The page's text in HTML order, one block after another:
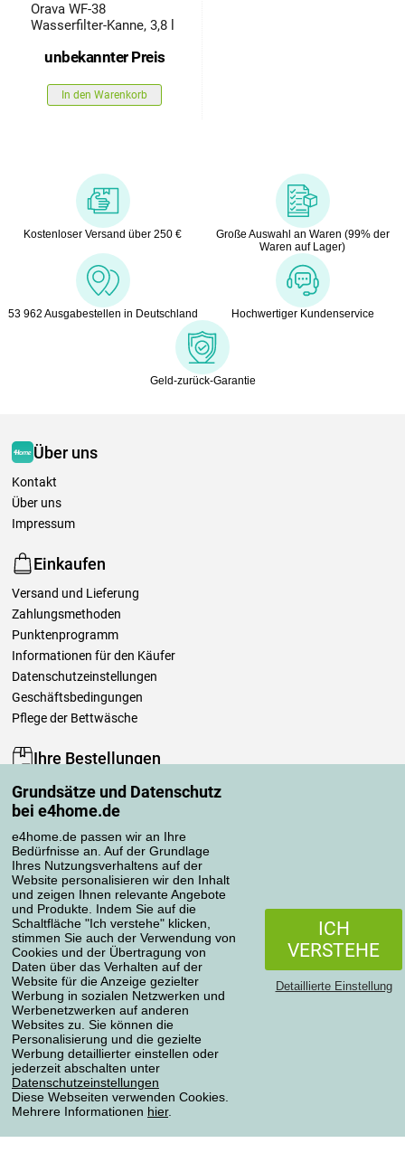
Grundsätze und Datenschutz
bei e4home.de
e4home.de passen wir an Ihre
Bedürfnisse an. Auf der Grundlage
Ihres Nutzungsverhaltens auf der
Website personalisieren wir den Inhalt
und zeigen Ihnen relevante Angebote
und Produkte. Indem Sie auf die
Schaltfläche "Ich verstehe" klicken,
stimmen Sie auch der Verwendung von
Cookies und der Übertragung von
Daten über das Verhalten auf der
Website für die Anzeige gezielter
Werbung in sozialen Netzwerken und
Werbenetzwerken auf anderen
Websites zu. Sie können die
Personalisierung und die gezielte
Werbung detaillierter einstellen oder
jederzeit abschalten unter
Datenschutzeinstellungen
Diese Webseiten verwenden Cookies.
Mehrere Informationen hier.
ICH
VERSTEHE
Detaillierte Einstellung
Orava WF-38
Wasserfilter-Kanne, 3,8 l
unbekannter Preis
In den Warenkorb
Kostenloser Versand über 250 €
Große Auswahl an Waren (99% der
Waren auf Lager)
53 962 Ausgabestellen in Deutschland Hochwertiger Kundenservice
Geld-zurück-Garantie
Über uns
Kontakt
Über uns
Impressum
Einkaufen
Versand und Lieferung
Zahlungsmethoden
Punktenprogramm
Informationen für den Käufer
Datenschutzeinstellungen
Geschäftsbedingungen
Pflege der Bettwäsche
Ihre Bestellungen
Mein Konto
Bestellübersicht
Reklamationen
Widerrufsbelehrung
Einfach mehr wissen
Richtlinien zur Verarbeitung von Bewertungen
Transportarten
Zahlungsmethoden
Zuverlässiger Shop